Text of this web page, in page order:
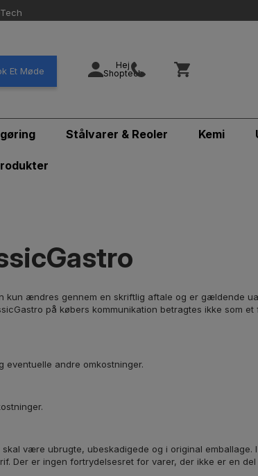
Et Møde
Hej
Shoptech
Stålvarer & Reoler Kemi
kun ændres gennem en skriftlig aftale og er gældende
på købers kommunikation betragtes ikke som et
eventuelle andre omkostninger.
være ubrugte, ubeskadigede og i original
Der er ingen fortrydelsesret for varer, der ikke er en